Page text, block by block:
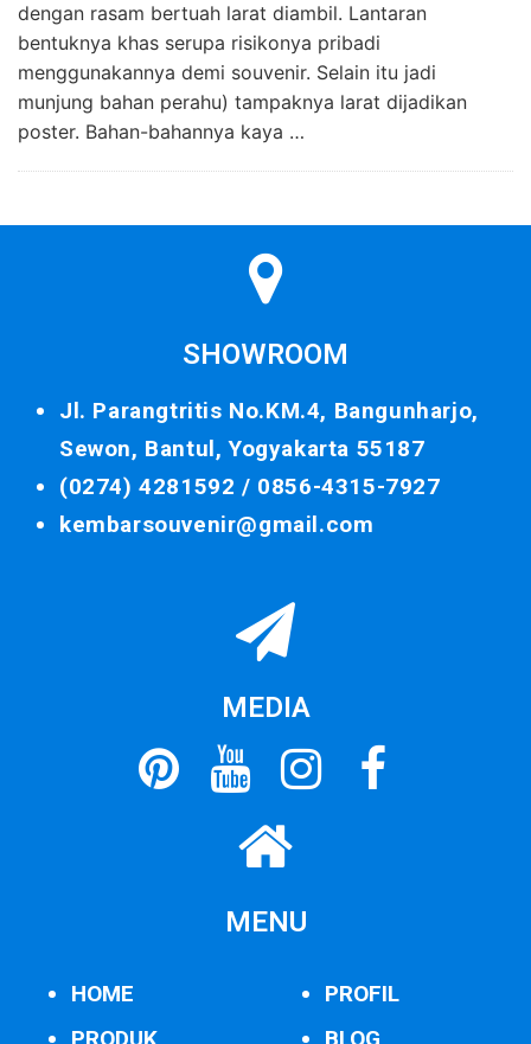
dengan rasam bertuah larat diambil. Lantaran
bentuknya khas serupa risikonya pribadi
menggunakannya demi souvenir. Selain itu jadi
munjung bahan perahu) tampaknya larat dijadikan
poster. Bahan-bahannya kaya …
SHOWROOM
Jl. Parangtritis No.KM.4, Bangunharjo,
Sewon, Bantul, Yogyakarta 55187
(0274) 4281592 / 0856-4315-7927
kembarsouvenir@gmail.com
MEDIA
MENU
HOME
PRODUK
PROFIL
BLOG